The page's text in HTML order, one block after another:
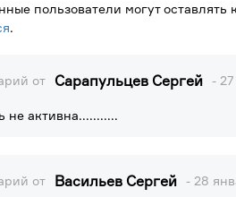
пользователи могут
.
от Сарапульцев Сергей -
не активна...........
от Васильев Сергей - 28